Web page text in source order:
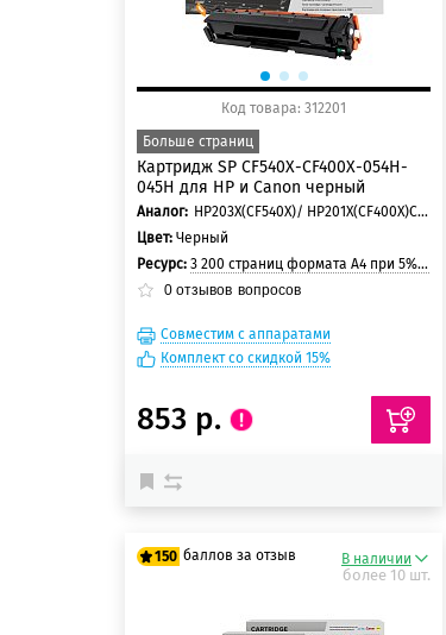
Код товара: 312201
Больше страниц
Картридж SP CF540X-CF400X-054H-
045H для HP и Canon черный
Аналог:
HP203X(CF540X)/ HP201X(CF400X)Canon 054H/ Canon 045H
Цвет: Черный
Ресурс: 3 200 страниц формата А4 при 5% заполнении страницы
0 отзывов вопросов
Совместим с аппаратами
Комплект со скидкой 15%
853 р.
150 баллов за отзыв В наличии
более 10 шт.